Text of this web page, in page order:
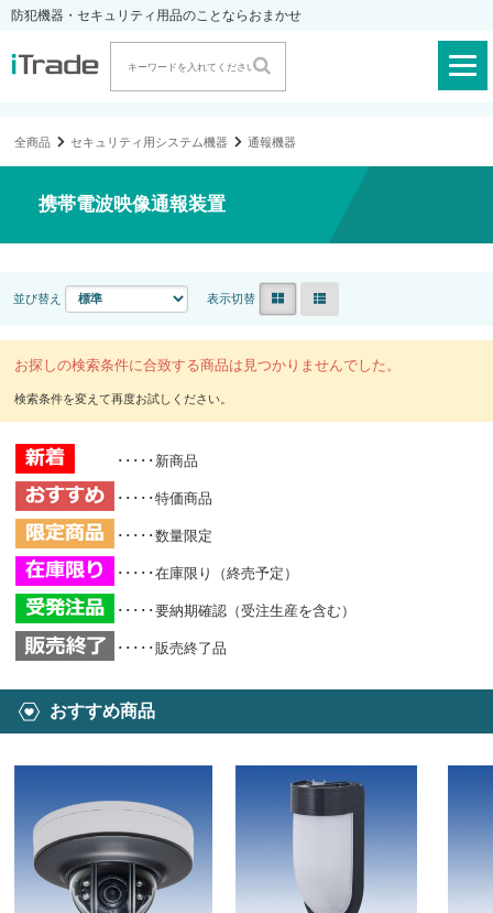
防犯機器・セキュリティ用品のことならおまかせ
全商品 セキュリティ用システム機器 通報機器
携帯電波映像通報装置
並び替え 表示切替
お探しの検索条件に合致する商品は見つかりませんでした。
･････新商品
･････特価商品
･････数量限定
･････在庫限り（終売予定）
･････要納期確認（受注生産を含む）
･････販売終了品
おすすめ商品